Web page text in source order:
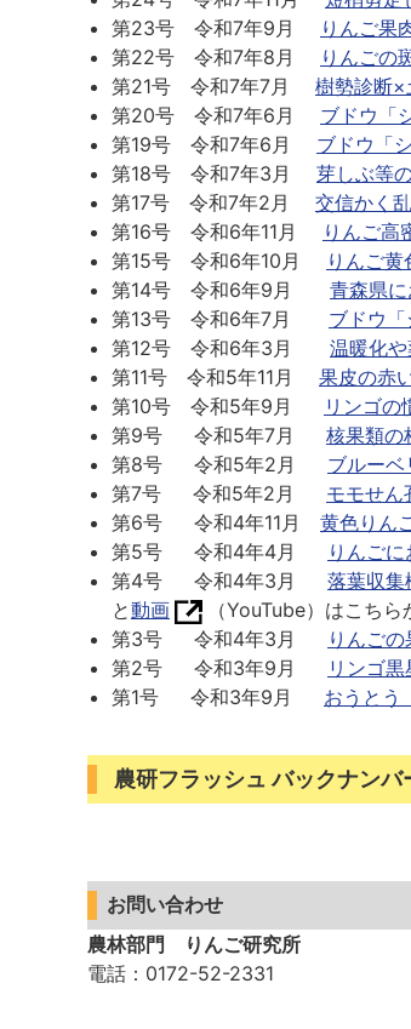
第23号 令和7年9月
りんご果
第22号 令和7年8月
りんごの
第21号 令和7年7月 樹勢診断×
第20号 令和7年6月 ブドウ「
第19号 令和7年6月 ブドウ「
第18号 令和7年3月 芽しぶ等
第17号 令和7年2月 交信かく
第16号 令和6年11月
りんご高
第15号 令和6年10月
りんご
第14号 令和6年9月 青森県
第13号 令和6年7月 ブドウ
第12号 令和6年3月 温暖化
第11号 令和5年11月 果皮の赤
第10号 令和5年9月
リンゴの
第9号 令和5年7月 核果類の
第8号 令和5年2月 ブルー
第7号 令和5年2月 モモせん
第6号 令和4年11月 黄色りん
第5号 令和4年4月
りんご
第4号 令和4年3月 落葉収集
と動画
（YouTube）はこち
第3号 令和4年3月
りんご
第2号 令和3年9月
リンゴ
第1号 令和3年9月 おうとう
農研フラッシュ バックナン
お問い合わせ
農林部門 りんご研究所
電話 ：0172-52-2331